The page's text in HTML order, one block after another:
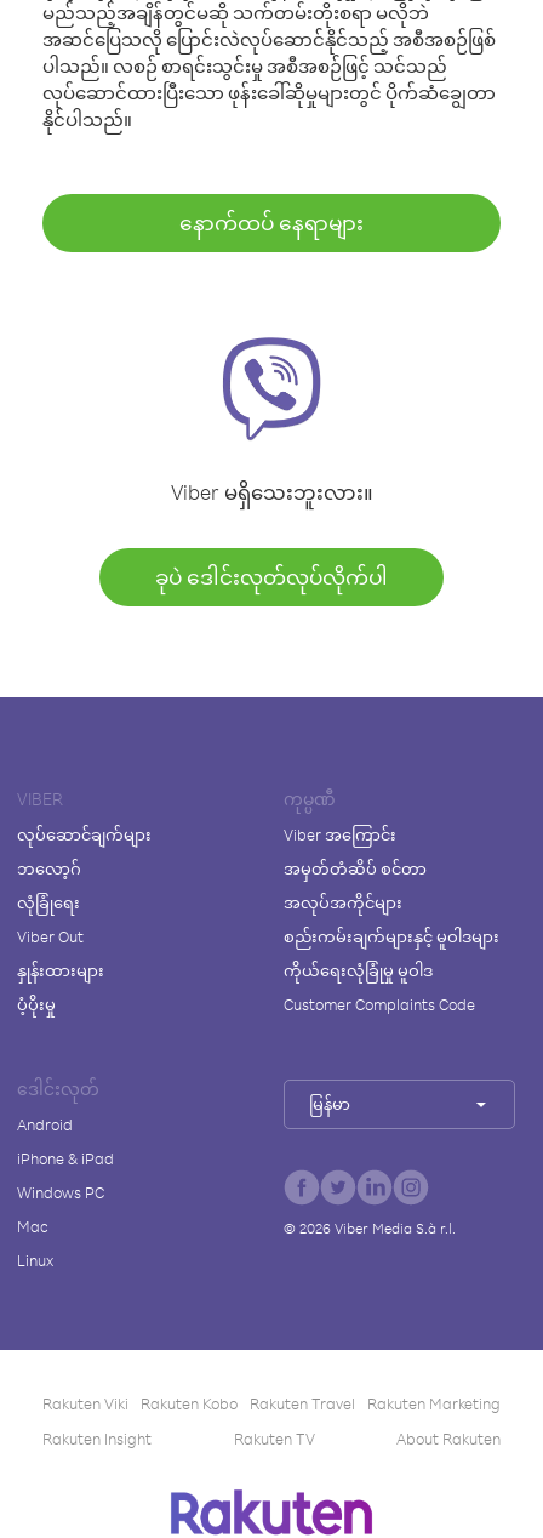
မည်သည့်အချိန်တွင်မဆို သက်တမ်းတိုးစရာ မလိုဘဲ
အဆင်ပြေသလို ပြောင်းလဲလုပ်ဆောင်နိုင်သည့် အစီအစဉ်ဖြစ်
ပါသည်။ လစဉ် စာရင်းသွင်းမှု အစီအစဉ်ဖြင့် သင်သည်
လုပ်ဆောင်ထားပြီးသော ဖုန်းခေါ်ဆိုမှုများတွင် ပိုက်ဆံချွေတာ
နိုင်ပါသည်။
နောက်ထပ် နေရာများ
Viber မရှိသေးဘူးလား။
ခုပဲ ဒေါင်းလုတ်လုပ်လိုက်ပါ
VIBER
လုပ်ဆောင်ချက်များ
ဘလော့ဂ်
လုံခြုံရေး
Viber Out
နှုန်းထားများ
ပံ့ပိုးမှု
ကုမ္ပဏီ
Viber အကြောင်း
အမှတ်တံဆိပ် စင်တာ
အလုပ်အကိုင်များ
စည်းကမ်းချက်များနှင့် မူဝါဒများ
ကိုယ်ရေးလုံခြုံမှု မူဝါဒ
Customer Complaints Code
ဒေါင်းလုတ်
Android
iPhone & iPad
Windows PC
Mac
Linux
မြန်မာ
© 2026Viber Media S.à r.l.
Rakuten Viki Rakuten Kobo Rakuten Travel
Rakuten Marketing
Rakuten Insight
Rakuten TV About Rakuten